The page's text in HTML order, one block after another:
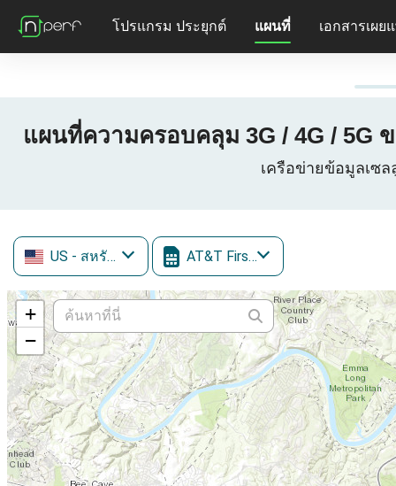
โปรแกรม ประยุกต์ แผนที่ เอกสารเผย
แผนที่ความครอบคลุม 3G / 4G / 5G
เครือข่ายข้อมูลเซล
US - สหรัฐอเมริกา AT&T FirstNet
+
−